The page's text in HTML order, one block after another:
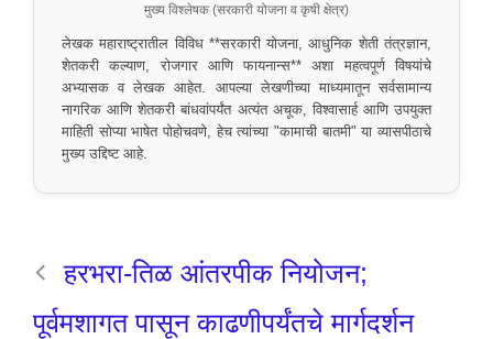
मुख्य विश्लेषक (सरकारी योजना व कृषी क्षेत्र)
लेखक महाराष्ट्रातील विविध **सरकारी योजना, आधुनिक शेती तंत्रज्ञान,
शेतकरी कल्याण, रोजगार आणि फायनान्स** अशा महत्वपूर्ण विषयांचे
अभ्यासक व लेखक आहेत. आपल्या लेखणीच्या माध्यमातून सर्वसामान्य
नागरिक आणि शेतकरी बांधवांपर्यंत अत्यंत अचूक, विश्वासार्ह आणि उपयुक्त
माहिती सोप्या भाषेत पोहोचवणे, हेच त्यांच्या "कामाची बातमी" या व्यासपीठाचे
मुख्य उद्दिष्ट आहे.
हरभरा-तिळ आंतरपीक नियोजन;
पूर्वमशागत पासून काढणीपर्यंतचे मार्गदर्शन